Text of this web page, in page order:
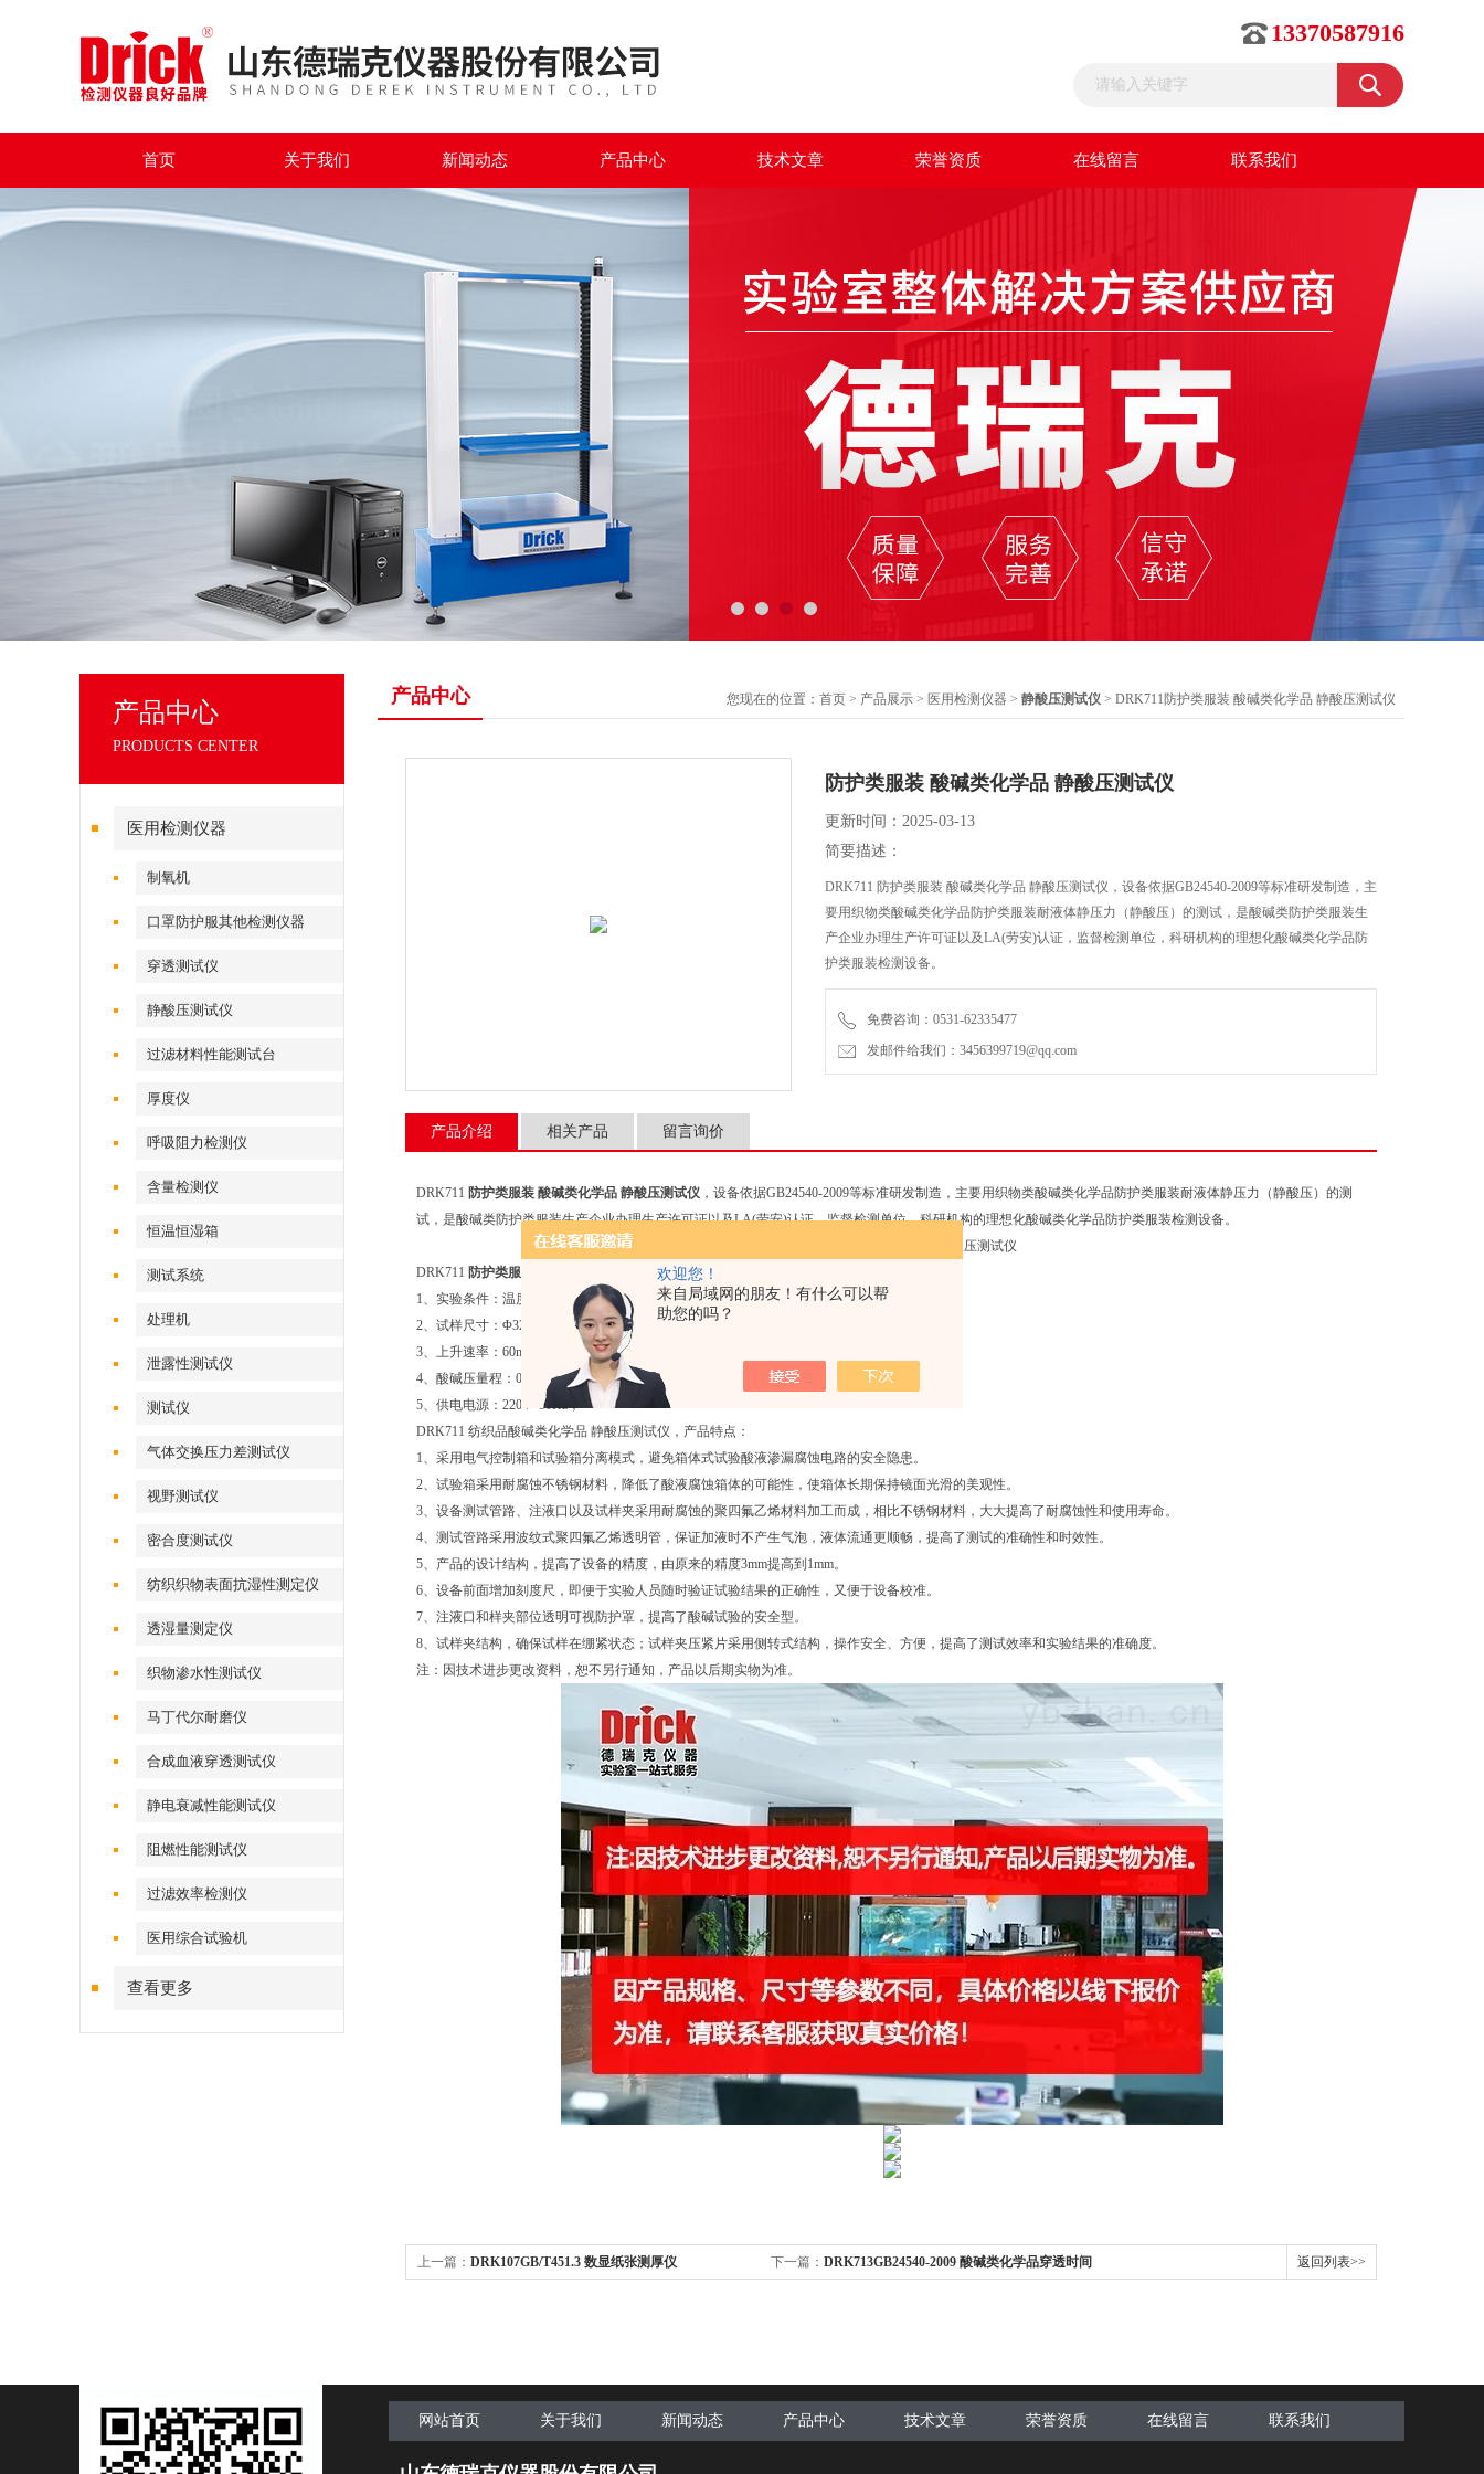
欢迎您！
来自局域网的朋友！有什么可以帮
助您的吗？
13370587916
首页 关于我们 新闻动态 产品中心 技术文章 荣誉资质 在线留言 联系我们
产品中心
PRODUCTS CENTER
医用检测仪器
制氧机
口罩防护服其他检测仪器
穿透测试仪
静酸压测试仪
过滤材料性能测试台
厚度仪
呼吸阻力检测仪
含量检测仪
恒温恒湿箱
测试系统
处理机
泄露性测试仪
测试仪
气体交换压力差测试仪
视野测试仪
密合度测试仪
纺织织物表面抗湿性测定仪
透湿量测定仪
织物渗水性测试仪
马丁代尔耐磨仪
合成血液穿透测试仪
静电衰减性能测试仪
阻燃性能测试仪
过滤效率检测仪
医用综合试验机
查看更多
产品中心 您现在的位置： 首页 > 产品展示 > 医用检测仪器 > 静酸压测试仪 > DRK711防护类服装 酸碱类化学品 静酸压测试仪
防护类服装 酸碱类化学品 静酸压测试仪
更新时间：2025-03-13
简要描述：
DRK711 防护类服装 酸碱类化学品 静酸压测试仪，设备依据GB24540-2009等标准研发制造，主
要用织物类酸碱类化学品防护类服装耐液体静压力（静酸压）的测试，是酸碱类防护类服装生
产企业办理生产许可证以及LA(劳安)认证，监督检测单位，科研机构的理想化酸碱类化学品防
护类服装检测设备。
免费咨询：0531-62335477
发邮件给我们：3456399719@qq.com
产品介绍 相关产品 留言询价
DRK711 防护类服装 酸碱类化学品 静酸压测试仪 ，设备依据GB24540-2009等标准研发制造，主要用织物类酸碱类化学品防护类服装耐液体静压力（静酸压）的测
试，是酸碱类防护类服装生产企业办理生产许可证以及LA(劳安)认证，监督检测单位，科研机构的理想化酸碱类化学品防护类服装检测设备。
DRK711 防护类服装 酸碱类化学品 静酸压测试仪，
1、实验条件：温度（17-30）℃，湿度（60-70）%；
2、试样尺寸：Φ32mm；
3、上升速率：60mmH2SO4/min；
4、酸碱压量程：0-150mm H2SO4（80%）；
5、供电电源：220V 50Hz；
DRK711 纺织品酸碱类化学品 静酸压测试仪，产品特点：
1、采用电气控制箱和试验箱分离模式，避免箱体式试验酸液渗漏腐蚀电路的安全隐患。
2、试验箱采用耐腐蚀不锈钢材料，降低了酸液腐蚀箱体的可能性，使箱体长期保持镜面光滑的美观性。
3、设备测试管路、注液口以及试样夹采用耐腐蚀的聚四氟乙烯材料加工而成，相比不锈钢材料，大大提高了耐腐蚀性和使用寿命。
4、测试管路采用波纹式聚四氟乙烯透明管，保证加液时不产生气泡，液体流通更顺畅，提高了测试的准确性和时效性。
5、产品的设计结构，提高了设备的精度，由原来的精度3mm提高到1mm。
6、设备前面增加刻度尺，即便于实验人员随时验证试验结果的正确性，又便于设备校准。
7、 注液口和样夹部位透明可视防护罩，提高了酸碱试验的安全型。
8、试样夹结构，确保试样在绷紧状态；试样夹压紧片采用侧转式结构，操作安全、方便，提高了测试效率和实验结果的准确度。
注：因技术进步更改资料，恕不另行通知，产品以后期实物为准。
上一篇： DRK107GB/T451.3 数显纸张测厚仪 下一篇： DRK713GB24540-2009 酸碱类化学品穿透时间 返回列表>>
网站首页 关于我们 新闻动态 产品中心 技术文章 荣誉资质 在线留言 联系我们